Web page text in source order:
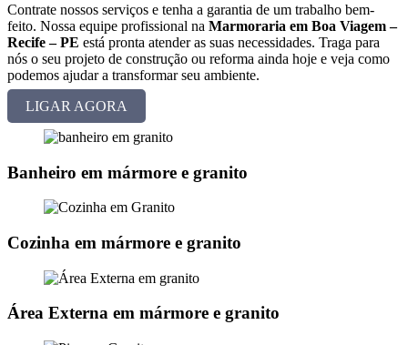
Contrate nossos serviços e tenha a garantia de um trabalho bem-
feito. Nossa equipe profissional na Marmoraria em Boa Viagem –
Recife – PE está pronta atender as suas necessidades. Traga para
nós o seu projeto de construção ou reforma ainda hoje e veja como
podemos ajudar a transformar seu ambiente.
LIGAR AGORA
Banheiro em mármore e granito
Cozinha em mármore e granito
Área Externa em mármore e granito